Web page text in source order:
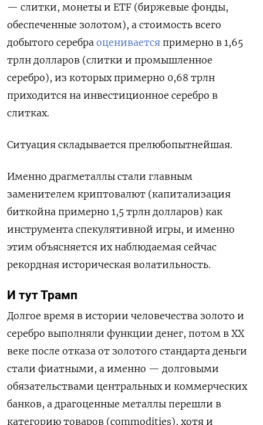
— слитки, монеты и ETF (биржевые фонды,
обеспеченные золотом), а стоимость всего
добытого серебра оценивается примерно в 1,65
трлн долларов (слитки и промышленное
серебро), из которых примерно 0,68 трлн
приходится на инвестиционное серебро в
слитках.
Ситуация складывается прелюбопытнейшая.
Именно драгметаллы стали главным
заменителем криптовалют (капитализация
биткойна примерно 1,5 трлн долларов) как
инструмента спекулятивной игры, и именно
этим объясняется их наблюдаемая сейчас
рекордная историческая волатильность.
И тут Трамп
Долгое время в истории человечества золото и
серебро выполняли функции денег, потом в XX
веке после отказа от золотого стандарта деньги
стали фиатными, а именно — долговыми
обязательствами центральных и коммерческих
банков, а драгоценные металлы перешли в
категорию товаров (commodities), хотя и